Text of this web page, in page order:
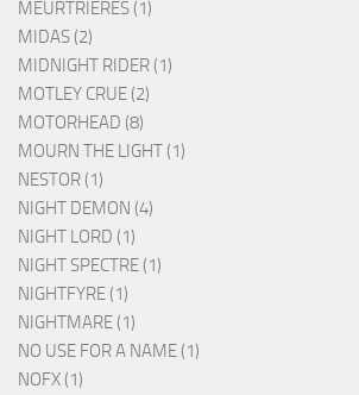
MEURTRIERES (1)
MIDAS (2)
MIDNIGHT RIDER (1)
MOTLEY CRUE (2)
MOTORHEAD (8)
MOURN THE LIGHT (1)
NESTOR (1)
NIGHT DEMON (4)
NIGHT LORD (1)
NIGHT SPECTRE (1)
NIGHTFYRE (1)
NIGHTMARE (1)
NO USE FOR A NAME (1)
NOFX (1)